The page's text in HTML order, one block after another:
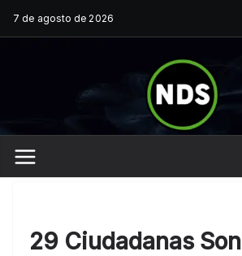
Saltar
al
7 de agosto de 2026
29 Ciudadanas Son